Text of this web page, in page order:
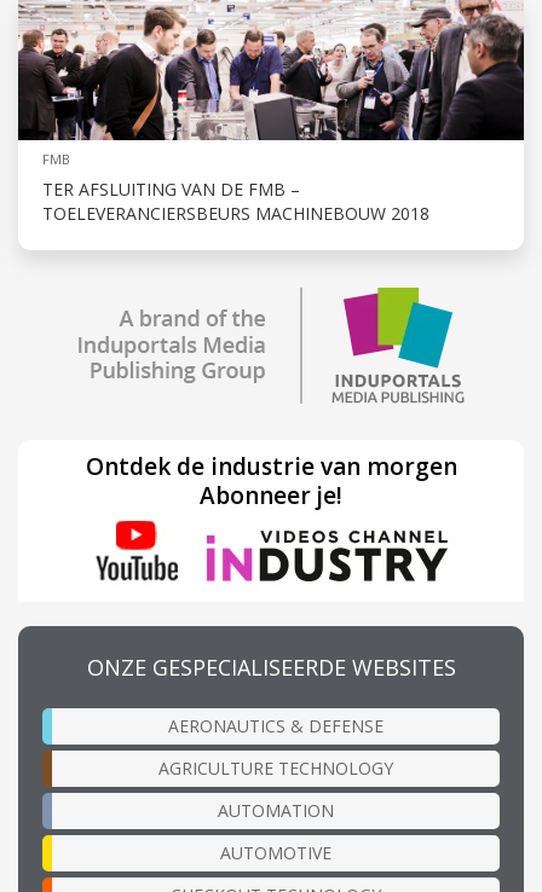
FMB
TER AFSLUITING VAN DE FMB –
TOELEVERANCIERSBEURS MACHINEBOUW 2018
Ontdek de industrie van morgen
Abonneer je!
ONZE GESPECIALISEERDE WEBSITES
AERONAUTICS & DEFENSE
AGRICULTURE TECHNOLOGY
AUTOMATION
AUTOMOTIVE